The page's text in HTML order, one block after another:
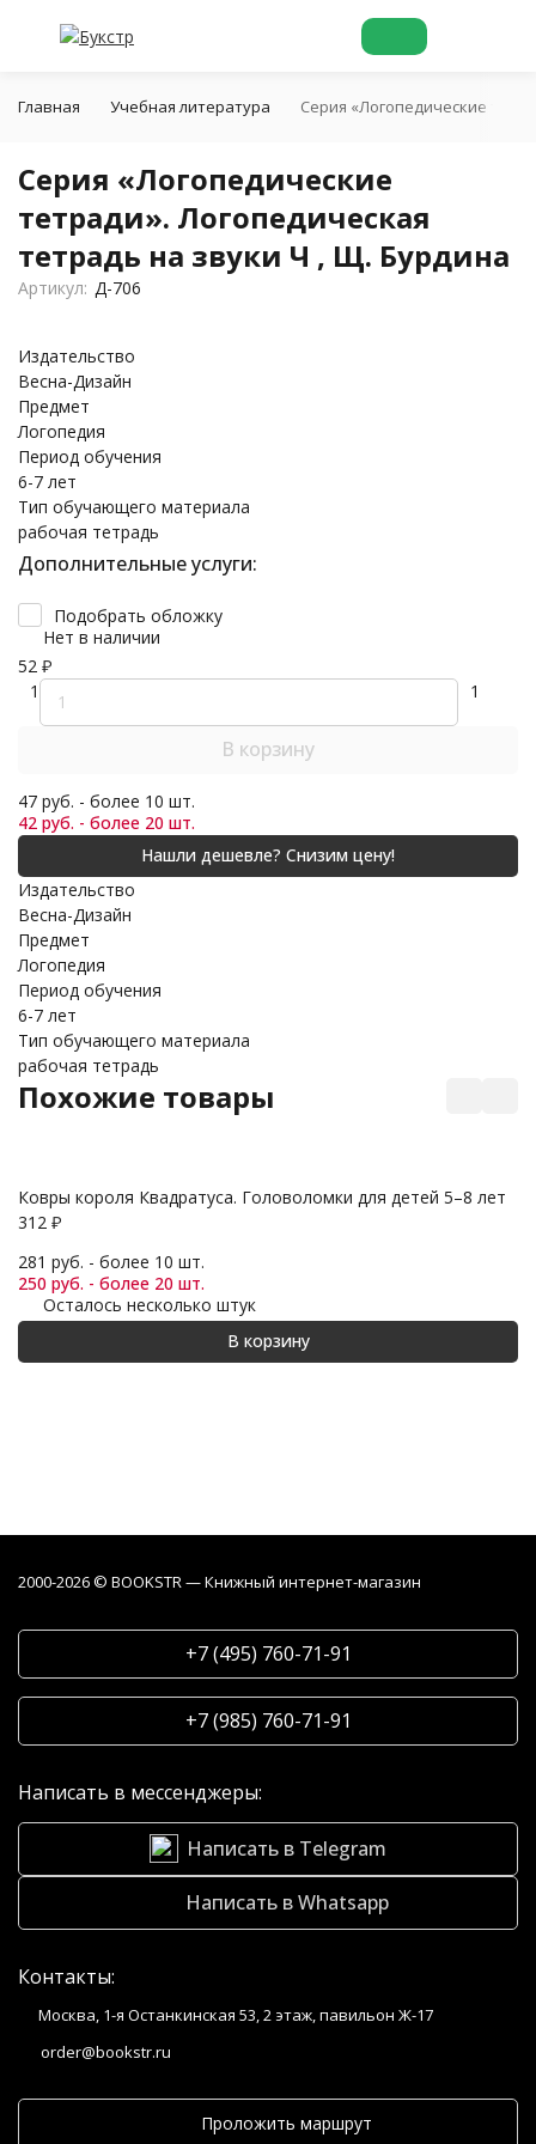
Главная Учебная литература Серия «Логопедические
Серия «Логопедические
тетради». Логопедическая
тетрадь на звуки Ч , Щ. Бурдина
Артикул: Д-706
Издательство
Весна-Дизайн
Предмет
Логопедия
Период обучения
6-7 лет
Тип обучающего материала
рабочая тетрадь
Дополнительные услуги:
Подобрать обложку
Нет в наличии
52 ₽
1
1
В корзину
47 руб. - более 10 шт.
42 руб. - более 20 шт.
Издательство
Весна-Дизайн
Предмет
Логопедия
Период обучения
6-7 лет
Тип обучающего материала
рабочая тетрадь
Похожие товары
Ковры короля Квадратуса. Головоломки для детей 5–8 лет
312 ₽
281 руб. - более 10 шт.
250 руб. - более 20 шт.
Осталось несколько штук
В корзину
2000-2026 © BOOKSTR — Книжный интернет-магазин
+7 (495) 760-71-91
+7 (985) 760-71-91
Написать в мессенджеры:
Написать в Telegram
Написать в Whatsapp
Контакты:
Москва, 1-я Останкинская 53, 2 этаж, павильон Ж-17
order@bookstr.ru
Проложить маршрут